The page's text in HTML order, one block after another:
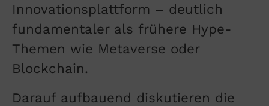
Innovationsplattform – deutlich
fundamentaler als frühere Hype-
Themen wie Metaverse oder
Blockchain.
Darauf aufbauend diskutieren die